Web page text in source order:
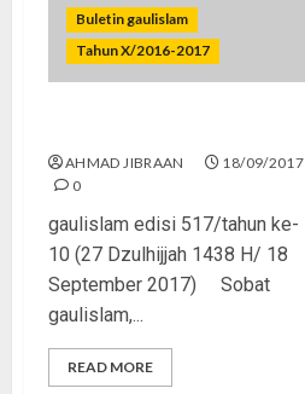
Buletin gaulislam
Tahun X/2016-2017
AHMAD JIBRAAN
18/09/2017
0
gaulislam edisi 517/tahun ke-
10 (27 Dzulhijjah 1438 H/ 18
September 2017) Sobat
gaulislam,...
READ MORE